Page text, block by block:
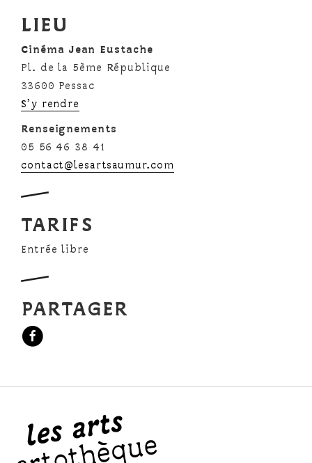
LIEU
Cinéma Jean Eustache
Pl. de la 5ème République
33600 Pessac
S’y rendre
Renseignements
05 56 46 38 41
contact@lesartsaumur.com
TARIFS
Entrée libre
PARTAGER